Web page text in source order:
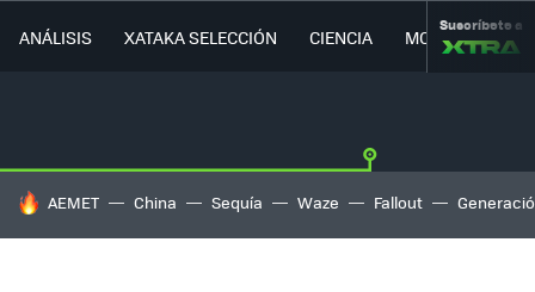
ANÁLISIS XATAKA SELECCIÓN CIENCIA MOVILIDAD
Suscríbete a
HOY SE HABLA DE
AEMET China Sequía Waze Fallout